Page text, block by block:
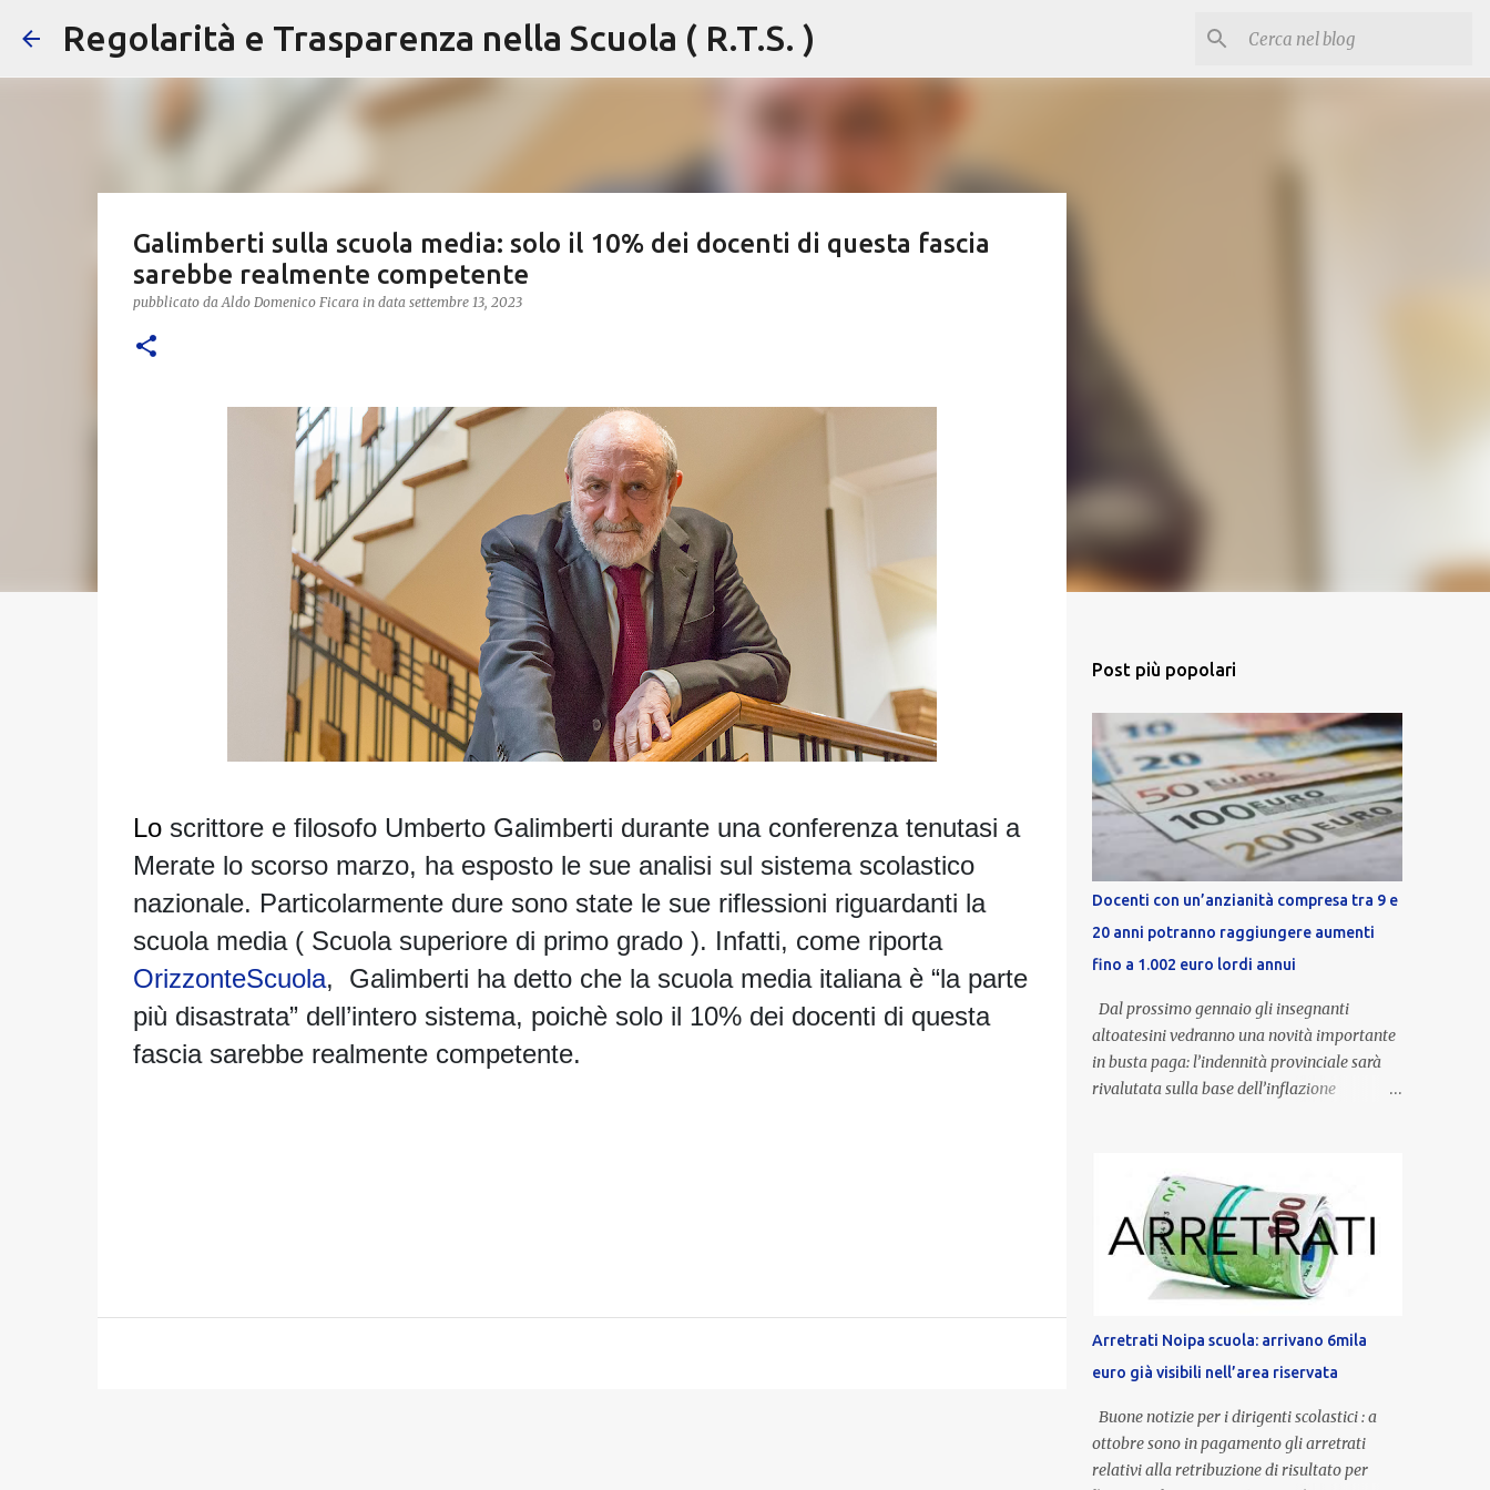
Passa ai contenuti principali
Regolarità e Trasparenza nella Scuola ( R.T.S. )
Galimberti sulla scuola media: solo il 10% dei docenti di questa fascia
sarebbe realmente competente
pubblicato daAldo Domenico Ficara in data settembre 13, 2023
Lo scrittore e filosofo Umberto Galimberti durante una conferenza tenutasi a
Merate lo scorso marzo, ha esposto le sue analisi sul sistema scolastico
nazionale. Particolarmente dure sono state le sue riflessioni riguardanti la
scuola media ( Scuola superiore di primo grado ). Infatti, come riporta
OrizzonteScuola, Galimberti ha detto che la scuola media italiana è “la parte
più disastrata” dell’intero sistema, poichè solo il 10% dei docenti di questa
fascia sarebbe realmente competente.
Post più popolari
Docenti con un’anzianità compresa tra 9 e
20 anni potranno raggiungere aumenti
fino a 1.002 euro lordi annui
Dal prossimo gennaio gli insegnanti
altoatesini vedranno una novità importante
in busta paga: l’indennità provinciale sarà
rivalutata sulla base dell’inflazione
un’anzianità compresa tra 9 e 20 anni
potranno raggiungere fino a 1.002 euro lordi
annui. Il nuovo contratto provinciale
introduce inoltre un congedo speciale
dedicato alle donne vittime di violenza di
genere, in linea con la normativa nazionale e
con l’obiettivo di offrire maggiore tutela e
supporto in situazioni delicate. L’indennità
provinciale per i docenti è un unicum in
Italia: si tratta di una misura esclusiva della
Provincia autonoma di Bolzano, che integra
Arretrati Noipa scuola: arrivano 6mila
euro già visibili nell’area riservata
Buone notizie per i dirigenti scolastici : a
ottobre sono in pagamento gli arretrati
relativi alla retribuzione di risultato per